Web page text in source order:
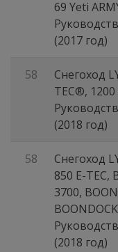
69 Yeti
(2017 год)
58
Снегоход
TEC®,
(2018 год)
58
Снегоход
850 E-TEC,
3700,
(2018 год)